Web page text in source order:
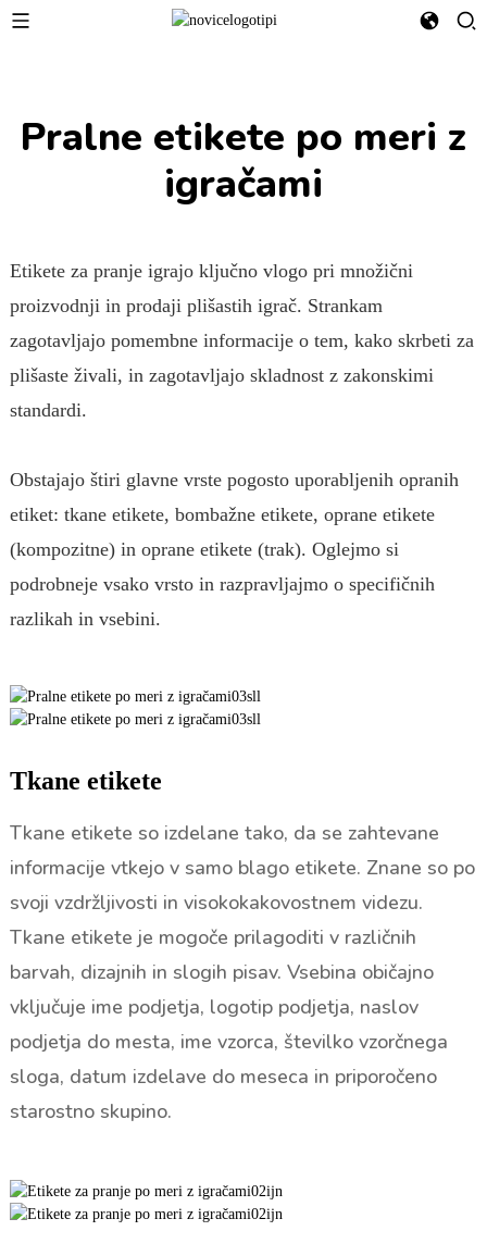
Pralne etikete po meri z
igračami
Etikete za pranje igrajo ključno vlogo pri množični
proizvodnji in prodaji plišastih igrač. Strankam
zagotavljajo pomembne informacije o tem, kako skrbeti za
plišaste živali, in zagotavljajo skladnost z zakonskimi
standardi.
Obstajajo štiri glavne vrste pogosto uporabljenih opranih
etiket: tkane etikete, bombažne etikete, oprane etikete
(kompozitne) in oprane etikete (trak). Oglejmo si
podrobneje vsako vrsto in razpravljajmo o specifičnih
razlikah in vsebini.
Tkane etikete
Tkane etikete so izdelane tako, da se zahtevane
informacije vtkejo v samo blago etikete. Znane so po
svoji vzdržljivosti in visokokakovostnem videzu.
Tkane etikete je mogoče prilagoditi v različnih
barvah, dizajnih in slogih pisav. Vsebina običajno
vključuje ime podjetja, logotip podjetja, naslov
podjetja do mesta, ime vzorca, številko vzorčnega
sloga, datum izdelave do meseca in priporočeno
starostno skupino.